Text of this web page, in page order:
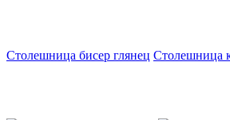
Столешница бисер глянец Столешница